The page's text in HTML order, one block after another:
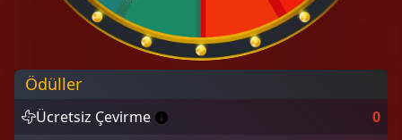
Ödüller
Ücretsiz Çevirme
0
Pas